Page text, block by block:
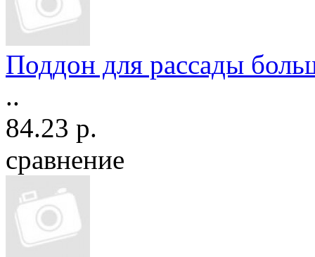
Поддон для рассады
..
84.23 р.
сравнение